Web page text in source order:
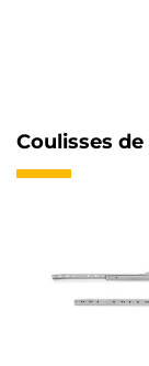
Coulisses